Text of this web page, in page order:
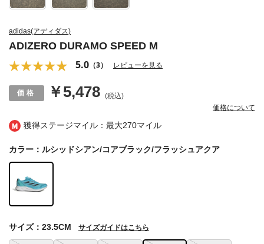
獲得ステージマイル：最大270マイル
adidas(アディダス)
ADIZERO DURAMO SPEED M
5.0 （3） レビューを見る
￥5,478 (税込)
価格について
カラー：ルシッドシアン/コアブラック/フラッシュアクア
サイズ：23.5CM サイズガイドはこちら